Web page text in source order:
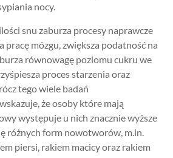
nocy.
snu zaburza procesy naprawcze
pracę mózgu, zwiększa podatność na
równowagę poziomu cukru we
proces starzenia oraz
tego wiele badań
że osoby które mają
występuje u nich znacznie wyższe
różnych form nowotworów, m.in.
piersi, rakiem macicy oraz rakiem